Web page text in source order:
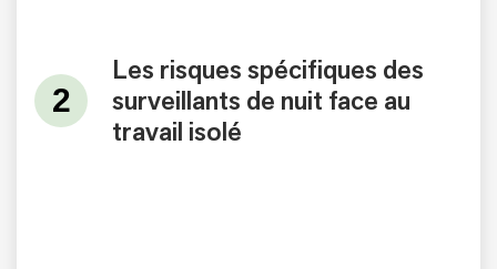
Les risques spécifiques des
surveillants de nuit face au
travail isolé